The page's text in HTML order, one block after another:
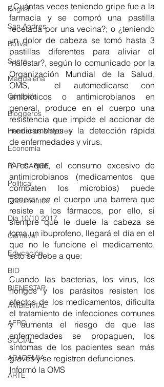
English
San Andres
Bolívar
Sucre
Magdalena
Córdoba
Bloggeros
Hermanos Mayores
Economía
RAP CARIBE
Política
Documentos
Día 10/10 2017
Carnaval
Educación
BID
BIENESTAR
AMBIENTAL
AFRO
SOCIAL
ACADEMIA
ARTE
¿Cuántas veces teniendo gripe fue a la
farmacia y se compró una pastilla
recetada por una vecina?; o ¿teniendo
un dolor de cabeza se tomó hasta 3
pastillas diferentes para aliviar el
malestar?, según lo comunicado por la
Organización Mundial de la Salud,
OMS,  el automedicarse con
antibióticos o antimicrobianos en
general, produce en el cuerpo una
resistencia que impide el accionar de
medicamentos y la detección rápida
de enfermedades y virus.
Y es que, el consumo excesivo de
antimicrobianos (medicamentos que
combaten los microbios) puede
generar en el cuerpo una barrera que
resiste a los fármacos, por ello, si
siempre que le duele la cabeza se
toma un ibuprofeno, llegará el día en el
que no le funcione el medicamento,
esto se debe a que:
Cuando las bacterias, los virus, los
hongos y los parásitos resisten los
efectos de los medicamentos, dificulta
el tratamiento de infecciones comunes
y aumenta el riesgo de que las
enfermedades se propaguen, los
síntomas de los pacientes sean más
graves y se registren defunciones.
Informó la OMS